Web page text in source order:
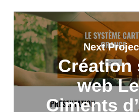
Next
Création
web
Ciments